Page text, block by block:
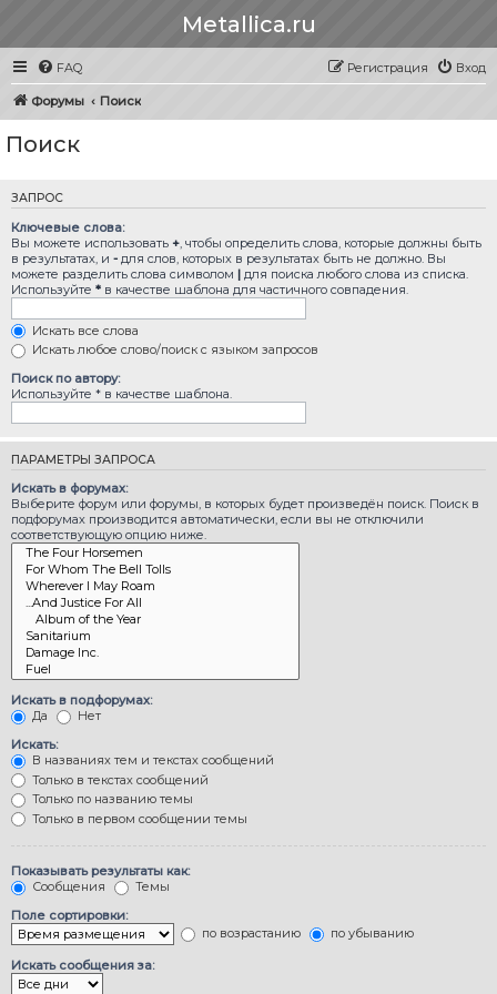
Metallica.ru
FAQ Вход
Регистрация
Форумы Поиск
Поиск
ЗАПРОС
Ключевые слова:
Вы можете использовать + , чтобы определить слова, которые должны быть
в результатах, и - для слов, которых в результатах быть не должно. Вы
можете разделить слова символом | для поиска любого слова из списка.
Используйте * в качестве шаблона для частичного совпадения.
Искать все слова
Искать любое слово/поиск с языком запросов
Поиск по автору:
Используйте * в качестве шаблона.
ПАРАМЕТРЫ ЗАПРОСА
Искать в форумах:
Выберите форум или форумы, в которых будет произведён поиск. Поиск в
подфорумах производится автоматически, если вы не отключили
соответствующую опцию ниже.
Искать в подфорумах:
Да
Нет
Искать:
В названиях тем и текстах сообщений
Только в текстах сообщений
Только по названию темы
Только в первом сообщении темы
Показывать результаты как:
Сообщения
Темы
Поле сортировки:
по возрастанию
по убыванию
Искать сообщения за: